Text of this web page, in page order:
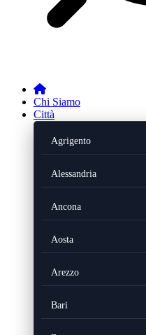
Chi Siamo
Città
Agrigento
Alessandria
Ancona
Aosta
Arezzo
Bari